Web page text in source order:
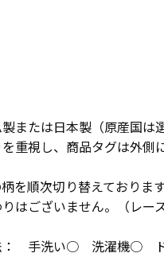
または日本製（原産国は
重視し、商品タグは外側
を順次切り替えておりま
はございません。（レー
： 手洗い○ 洗濯機○